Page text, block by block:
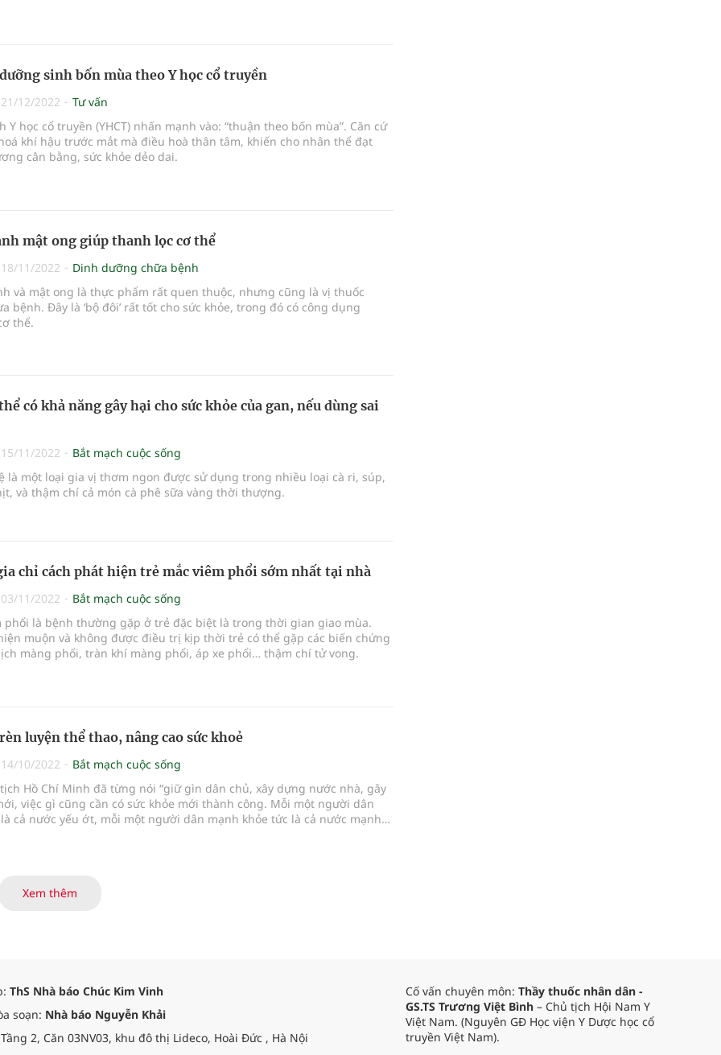
sinh bốn mùa theo Y học cổ truyền
21/12/2022
Tư vấn
Y học cổ truyền (YHCT) nhấn mạnh vào: “thuận theo bốn mùa”. Căn cứ
khí hậu trước mắt mà điều hoà thân tâm, khiến cho nhân thể đạt
cân bằng, sức khỏe dẻo dai.
mật ong giúp thanh lọc cơ thể
18/11/2022
Dinh dưỡng chữa bệnh
và mật ong là thực phẩm rất quen thuộc, nhưng cũng là vị thuốc
bệnh. Đây là ‘bộ đôi’ rất tốt cho sức khỏe, trong đó có công dụng
thể.
có khả năng gây hại cho sức khỏe của gan, nếu dùng sai
15/11/2022
Bắt mạch cuộc sống
là một loại gia vị thơm ngon được sử dụng trong nhiều loại cà ri, súp,
và thậm chí cả món cà phê sữa vàng thời thượng.
chỉ cách phát hiện trẻ mắc viêm phổi sớm nhất tại nhà
03/11/2022
Bắt mạch cuộc sống
phổi là bệnh thường gặp ở trẻ đặc biệt là trong thời gian giao mùa.
muộn và không được điều trị kịp thời trẻ có thể gặp các biến chứng
màng phổi, tràn khí màng phổi, áp xe phổi… thậm chí tử vong.
luyện thể thao, nâng cao sức khoẻ
14/10/2022
Bắt mạch cuộc sống
tịch Hồ Chí Minh đã từng nói “giữ gìn dân chủ, xây dựng nước nhà, gây
việc gì cũng cần có sức khỏe mới thành công. Mỗi một người dân
cả nước yếu ớt, mỗi một người dân mạnh khỏe tức là cả nước mạnh
Xem thêm
ThS Nhà báo Chúc Kim Vinh
soạn: Nhà báo Nguyễn Khải
2, Căn 03NV03, khu đô thị Lideco, Hoài Đức , Hà Nội
Cố vấn chuyên môn: Thầy thuốc nhân dân -
GS.TS Trương Việt Bình – Chủ tịch Hội Nam Y
Việt Nam. (Nguyên GĐ Học viện Y Dược học cổ
truyền Việt Nam).